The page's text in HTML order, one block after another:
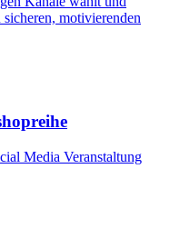
motivierenden
Media Veranstaltung